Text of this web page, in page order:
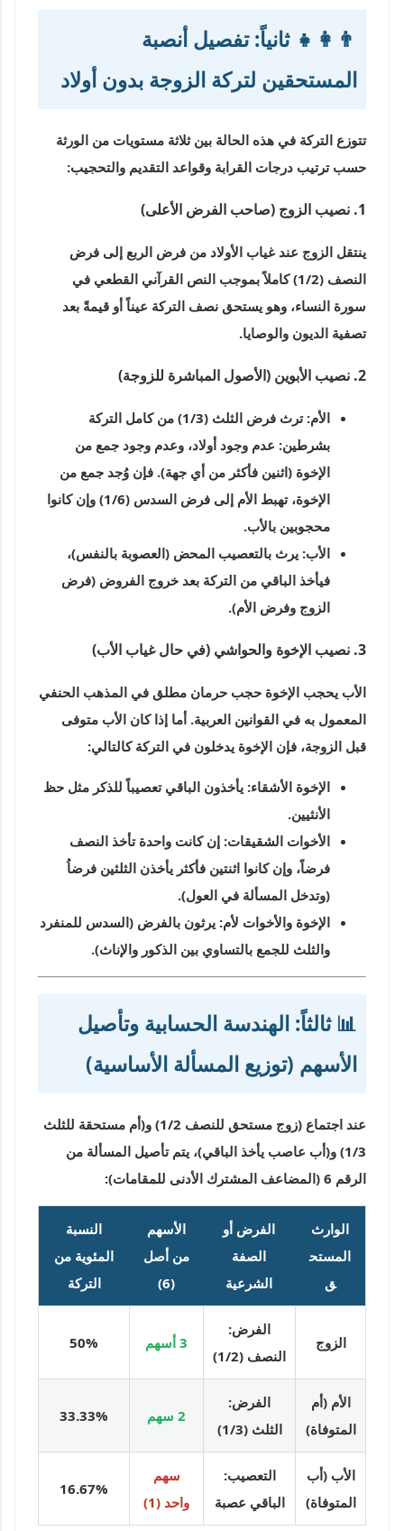
👨‍👩‍👧 ثانياً: تفصيل أنصبة
المستحقين لتركة الزوجة بدون أولاد
تتوزع التركة في هذه الحالة بين ثلاثة مستويات من الورثة
حسب ترتيب درجات القرابة وقواعد التقديم والتحجيب:
1. نصيب الزوج (صاحب الفرض الأعلى)
ينتقل الزوج عند غياب الأولاد من فرض الربع إلى فرض
النصف (1/2)
كاملاً بموجب النص القرآني القطعي في
سورة النساء، وهو يستحق نصف التركة عيناً أو قيمةً بعد
تصفية الديون والوصايا.
2. نصيب الأبوين (الأصول المباشرة للزوجة)
الأم: ترث فرض الثلث (1/3)
من كامل التركة
بشرطين: عدم وجود أولاد، وعدم وجود جمع من
الإخوة (اثنين فأكثر من أي جهة). فإن وُجد جمع من
الإخوة، تهبط الأم إلى فرض السدس (1/6) وإن كانوا
محجوبين بالأب.
الأب: يرث بالتعصيب المحض (العصوبة بالنفس)،
فيأخذ الباقي من التركة بعد خروج الفروض (فرض
الزوج وفرض الأم).
3. نصيب الإخوة والحواشي (في حال غياب الأب)
الأب يحجب الإخوة حجب حرمان مطلق في المذهب الحنفي
المعمول به في القوانين العربية. أما إذا كان الأب متوفى
قبل الزوجة، فإن الإخوة يدخلون في التركة كالتالي:
الإخوة الأشقاء: يأخذون الباقي تعصيباً للذكر مثل حظ
الأنثيين.
الأخوات الشقيقات: إن كانت واحدة تأخذ النصف
فرضاً، وإن كانوا اثنتين فأكثر يأخذن الثلثين فرضاُ
(وتدخل المسألة في العول).
الإخوة والأخوات لأم: يرثون بالفرض (السدس للمنفرد
والثلث للجمع بالتساوي بين الذكور والإناث).
📊 ثالثاً: الهندسة الحسابية وتأصيل
الأسهم (توزيع المسألة الأساسية)
عند اجتماع (زوج مستحق للنصف 1/2) و(أم مستحقة للثلث
1/3) و(أب عاصب يأخذ الباقي)، يتم تأصيل المسألة من
الرقم 6 (المضاعف المشترك الأدنى للمقامات):
الوارث
المستح
ق
الفرض أو
الصفة
الشرعية
الأسهم
من أصل
(6)
النسبة
المئوية من
التركة
الزوج
الفرض:
النصف (1/2)
3 أسهم 50%
الأم (أم
المتوفاة)
الفرض:
الثلث (1/3)
2 سهم 33.33%
الأب (أب
المتوفاة)
التعصيب:
الباقي عصبة
سهم
واحد (1)
16.67%